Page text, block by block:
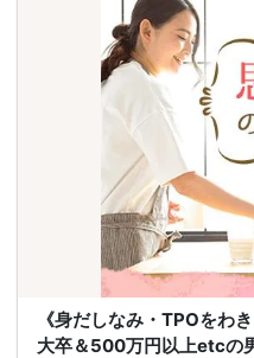
《身だしなみ・TPOをわ
大卒＆500万円以上etcの